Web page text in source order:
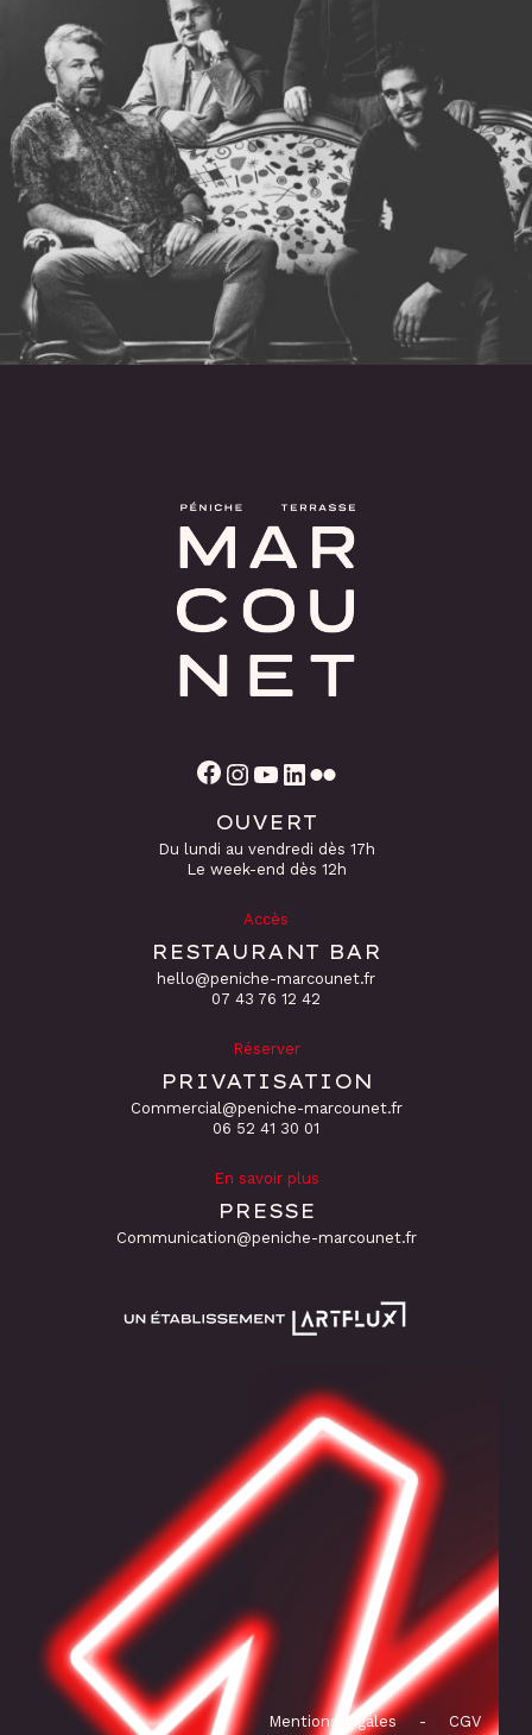
Facebook Instagram YouTube
OUVERT
Du lundi au vendredi dès 17h
Le week-end dès 12h
Accès
RESTAURANT BAR
hello@peniche-marcounet.fr
‭07 43 76 12 42
Réserver
PRIVATISATION
Commercial@peniche-marcounet.fr
06 52 41 30 01
En savoir plus
PRESSE
Communication@peniche-marcounet.fr
Mentions légales - CGV